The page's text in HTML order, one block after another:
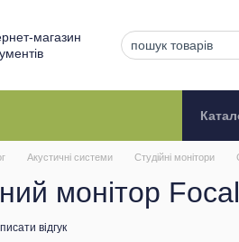
Акустичні системи Студійні монітори
монітор
відгук